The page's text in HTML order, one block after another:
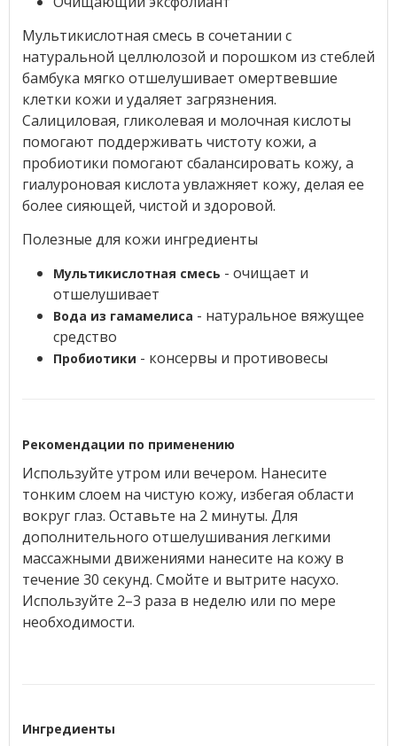
Мультикислотная смесь в сочетании с
натуральной целлюлозой и порошком из стеблей
бамбука мягко отшелушивает омертвевшие
клетки кожи и удаляет загрязнения.
Салициловая, гликолевая и молочная кислоты
помогают поддерживать чистоту кожи, а
пробиотики помогают сбалансировать кожу, а
гиалуроновая кислота увлажняет кожу, делая ее
более сияющей, чистой и здоровой.
Полезные для кожи ингредиенты
Мультикислотная смесь - очищает и
отшелушивает
Вода из гамамелиса - натуральное вяжущее
средство
Пробиотики - консервы и противовесы
Рекомендации по применению
Используйте утром или вечером. Нанесите
тонким слоем на чистую кожу, избегая области
вокруг глаз. Оставьте на 2 минуты. Для
дополнительного отшелушивания легкими
массажными движениями нанесите на кожу в
течение 30 секунд. Смойте и вытрите насухо.
Используйте 2–3 раза в неделю или по мере
необходимости.
Ингредиенты